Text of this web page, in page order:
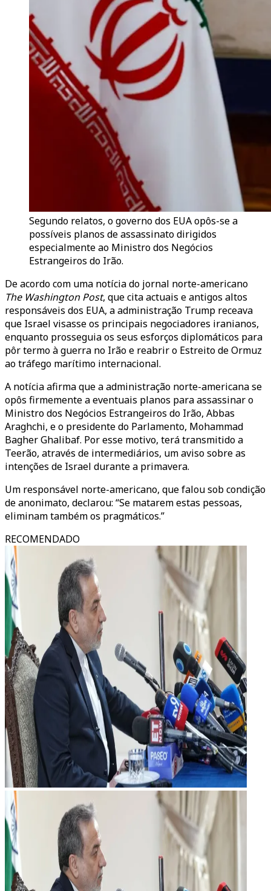
Segundo relatos, o governo dos EUA opôs-se a
possíveis planos de assassinato dirigidos
especialmente ao Ministro dos Negócios
Estrangeiros do Irão.
De acordo com uma notícia do jornal norte-americano
The Washington Post, que cita actuais e antigos altos
responsáveis dos EUA, a administração Trump receava
que Israel visasse os principais negociadores iranianos,
enquanto prosseguia os seus esforços diplomáticos para
pôr termo à guerra no Irão e reabrir o Estreito de Ormuz
ao tráfego marítimo internacional.
A notícia afirma que a administração norte-americana se
opôs firmemente a eventuais planos para assassinar o
Ministro dos Negócios Estrangeiros do Irão, Abbas
Araghchi, e o presidente do Parlamento, Mohammad
Bagher Ghalibaf. Por esse motivo, terá transmitido a
Teerão, através de intermediários, um aviso sobre as
intenções de Israel durante a primavera.
Um responsável norte-americano, que falou sob condição
de anonimato, declarou: “Se matarem estas pessoas,
eliminam também os pragmáticos.”
RECOMENDADO